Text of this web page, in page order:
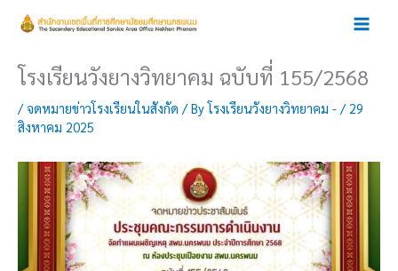
โรงเรียนวังยางวิทยาคม ฉบับที่ 155/2568
/จดหมายข่าวโรงเรียนในสังกัด / Byโรงเรียนวังยางวิทยาคม - / 29
สิงหาคม 2025